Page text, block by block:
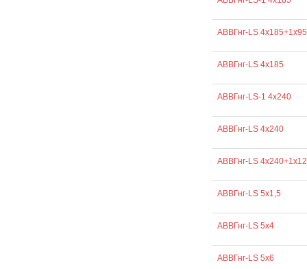
АВВГнг-LS 4х185+1х95
АВВГнг-LS 4х185
АВВГнг-LS-1 4х240
АВВГнг-LS 4х240
АВВГнг-LS
АВВГнг-LS 5х1,5
АВВГнг-LS 5х4
АВВГнг-LS 5х6